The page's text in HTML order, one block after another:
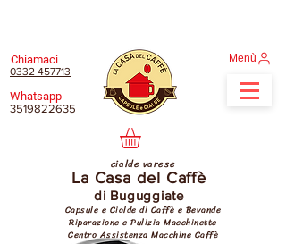
0332 457713
Chiamaci
Whatsapp
3519822635
Menù
cialde varese
La Casa del Caffè
di Buguggiate
Capsule e Cialde di Caffè e Bevande
Riparazione e Pulizia Macchinette
Centro Assistenza Macchine Caffè